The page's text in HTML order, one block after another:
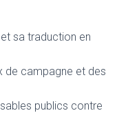
sa traduction en
de campagne et des
publics contre